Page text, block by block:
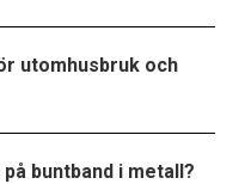
utomhusbruk och
buntband i metall?